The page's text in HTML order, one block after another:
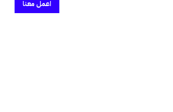
اعمل معنا